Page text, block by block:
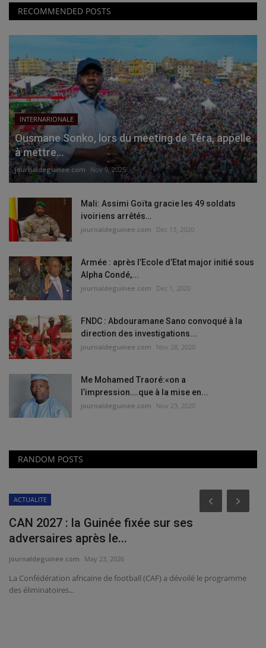
RECOMMENDED POSTS
INTERNARIONALE
Ousmane Sonko, lors du meeting de Téra, appelle
à mettre...
journaldeguinee.com Nov 9, 2025
Mali: Assimi Goïta gracie les 49 soldats
ivoiriens arrêtés…
journaldeguinee.com Dec 13, 2020
Armée : après l’Ecole d’Etat major initié sous
Alpha Condé,...
journaldeguinee.com Dec 1, 2020
FNDC : Abdouramane Sano convoqué à la
direction des investigations...
journaldeguinee.com Nov 28, 2020
Me Mohamed Traoré:«on a
l’impression….que à la mise en...
journaldeguinee.com Nov 23, 2020
RANDOM POSTS
ACTUALITE
CAN 2027 : la Guinée fixée sur ses
adversaires après le...
journaldeguinee.com May 23, 2026
La Confédération africaine de football (CAF) a dévoilé le programme
des éliminatoires...